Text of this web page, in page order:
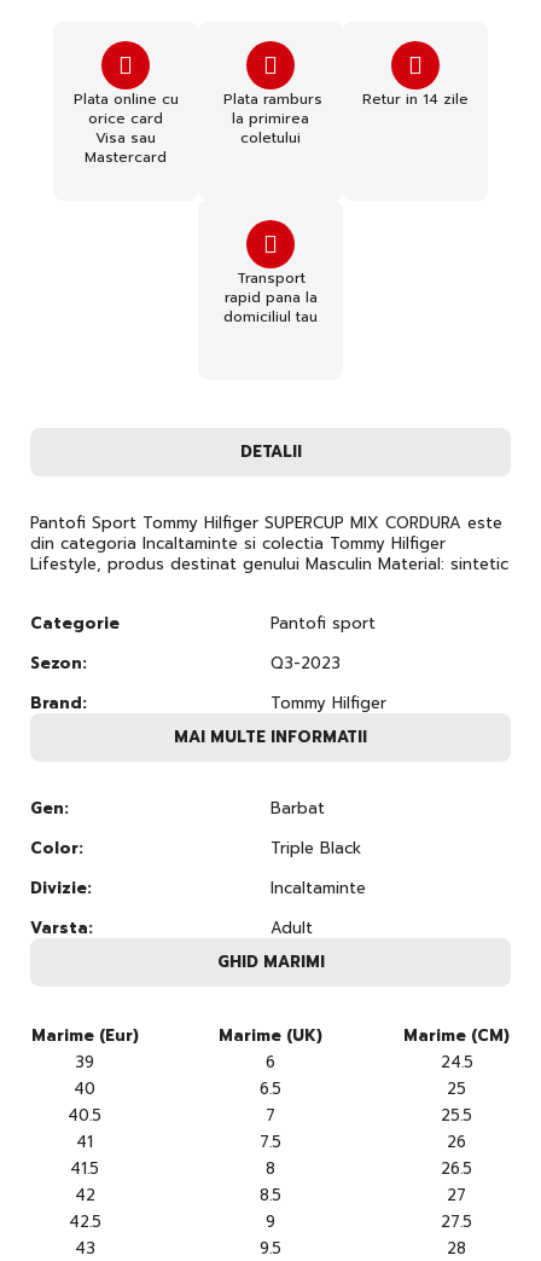
Plata online cu
orice card
Visa sau
Mastercard
Plata ramburs
la primirea
coletului
Retur in 14 zile
Transport
rapid pana la
domiciliul tau
DETALII
Pantofi Sport Tommy Hilfiger SUPERCUP MIX CORDURA este
din categoria Incaltaminte si colectia Tommy Hilfiger
Lifestyle, produs destinat genului Masculin Material: sintetic
Categorie
Pantofi sport
Sezon:
Q3-2023
Brand:
Tommy Hilfiger
MAI MULTE INFORMATII
Gen:
Barbat
Color:
Triple Black
Divizie:
Incaltaminte
Varsta:
Adult
GHID MARIMI
Marime (Eur) Marime (UK)
Marime (CM)
39
6
24.5
40
6.5
25
40.5
7
25.5
41
7.5
26
41.5
8
26.5
42
8.5
27
42.5
9
27.5
43
9.5
28